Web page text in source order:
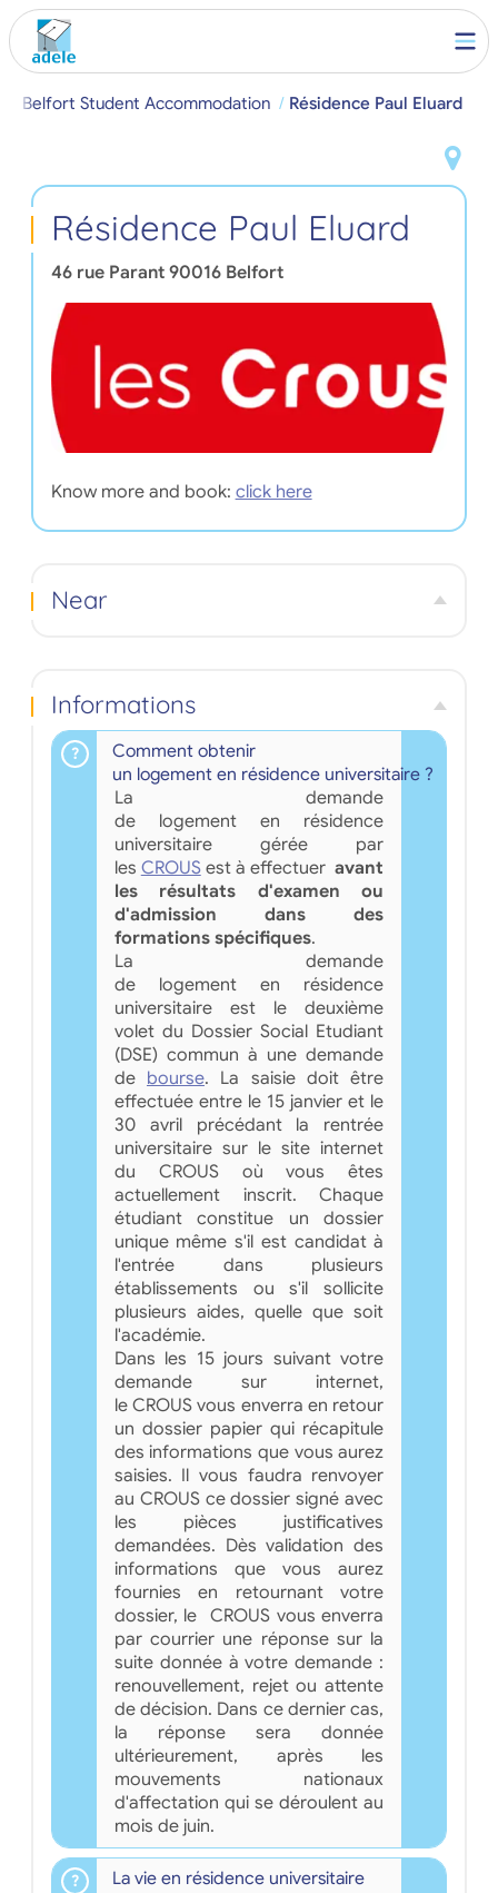
Belfort Student Accommodation Résidence Paul Eluard
Résidence Paul Eluard
46 rue Parant 90016 Belfort
Know more and book: click here
Near
Informations
Comment obtenir
un logement en résidence universitaire ?
La demande
de logement en résidence
universitaire gérée par
les CROUSest à effectueravant
les résultats d'examen ou
d'admission dans des
formations spécifiques.
La demande
de logement en résidence
universitaire est le deuxième
volet du Dossier Social Etudiant
(DSE) commun à une demande
de bourse. La saisie doit être
effectuée entre le 15 janvier et le
30 avril précédant la rentrée
universitaire sur le site internet
du CROUS où vous êtes
actuellement inscrit. Chaque
étudiant constitue un dossier
unique même s'il est candidat à
l'entrée dans plusieurs
établissements ou s'il sollicite
plusieurs aides, quelle que soit
l'académie.
Dans les 15 jours suivant votre
demande sur internet,
le CROUS vous enverra en retour
un dossier papier qui récapitule
des informations que vous aurez
saisies. Il vous faudra renvoyer
au CROUS ce dossier signé avec
les pièces justificatives
demandées. Dès validation des
informations que vous aurez
fournies en retournant votre
dossier, le CROUS vous enverra
par courrier une réponse sur la
suite donnée à votre demande :
renouvellement, rejet ou attente
de décision. Dans ce dernier cas,
la réponse sera donnée
ultérieurement, après les
mouvements nationaux
d'affectation qui se déroulent au
mois de juin.
La vie en résidence universitaire